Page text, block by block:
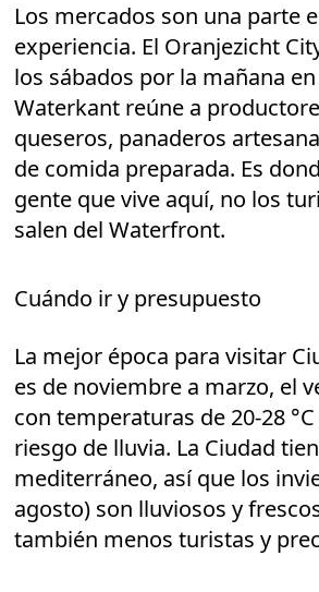
Los mercados son una parte
experiencia. El Oranjezicht
los sábados por la mañana
Waterkant reúne a
queseros, panaderos
de comida preparada. Es
gente que vive aquí, no los
salen del Waterfront.
Cuándo ir y presupuesto
La mejor época para visitar
es de noviembre a marzo, el
con temperaturas de 20-28
riesgo de lluvia. La Ciudad
mediterráneo, así que los
agosto) son lluviosos y
también menos turistas y